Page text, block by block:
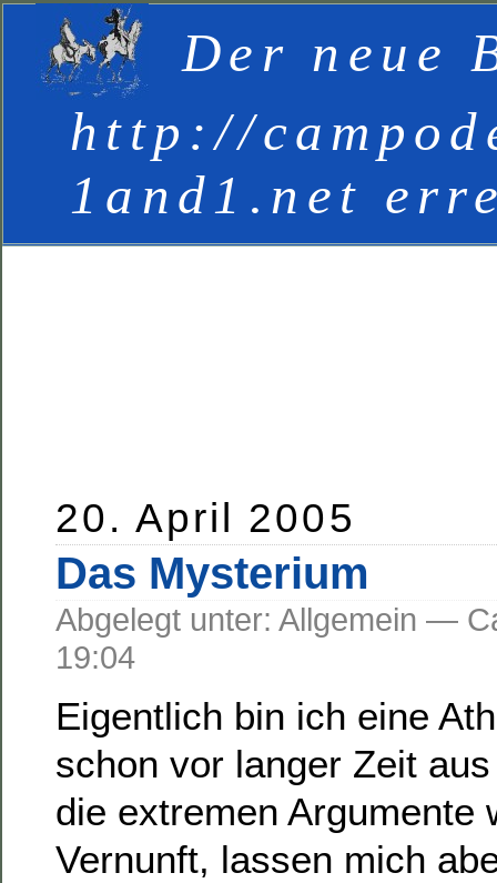
Der neue
http://
1and1.net
20. April 2005
Das Mysterium
Abgelegt unter: Allgemein —
19:04
Eigentlich bin ich eine
schon vor langer Zeit
die extremen Argumente
Vernunft, lassen mich